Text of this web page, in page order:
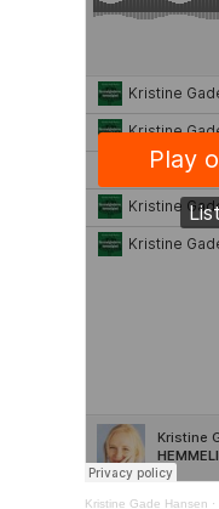
Kristine Gade Hansen ·